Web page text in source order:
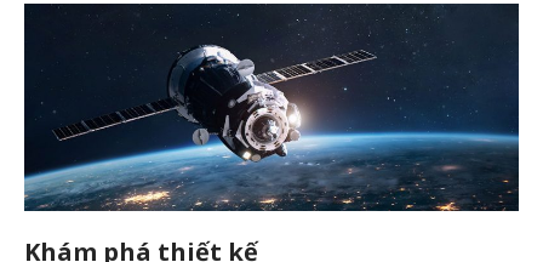
Khám phá thiết kế